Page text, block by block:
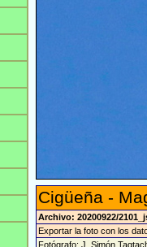
Cigüeña -
Archivo: 20200922/
Exportar la foto con los
Fotógrafo: J. Simón